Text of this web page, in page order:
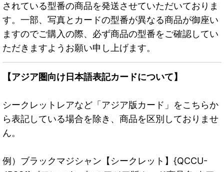
されている型番の商品を発送させていただいておりま
す。一部、写真とカードの型番が異なる商品が御座い
ますのでご購入の際、必ず商品の型番をご確認してい
ただきますようお願い申し上げます。
【アジア圏向け日本語表記カードについて】
シークレットレアなど「アジア版カード」をこちらか
ら表記している場合を除き、商品を区別しておりませ
ん。
例）ブラックマジシャン【シークレット】{QCCU-